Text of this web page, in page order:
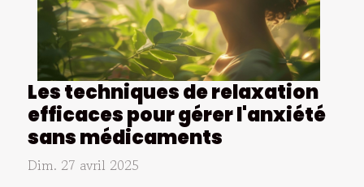
Les techniques de relaxation
efficaces pour gérer l'anxiété
sans médicaments
Dim. 27 avril 2025